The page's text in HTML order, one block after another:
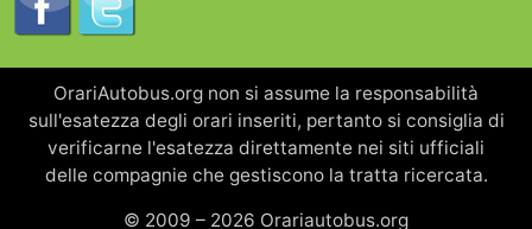
OrariAutobus.org non si assume la responsabilità
sull'esatezza degli orari inseriti, pertanto si consiglia di
verificarne l'esatezza direttamente nei siti ufficiali
delle compagnie che gestiscono la tratta ricercata.
© 2009 – 2026 Orariautobus.org